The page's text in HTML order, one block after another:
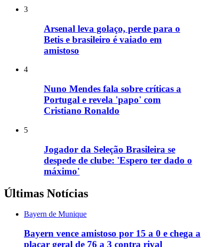
3
Arsenal leva golaço, perde para o
Betis e brasileiro é vaiado em
amistoso
4
Nuno Mendes fala sobre críticas a
Portugal e revela 'papo' com
Cristiano Ronaldo
5
Jogador da Seleção Brasileira se
despede de clube: 'Espero ter dado o
máximo'
Últimas Notícias
Bayern de Munique
Bayern vence amistoso por 15 a 0 e chega a
placar geral de 76 a 3 contra rival